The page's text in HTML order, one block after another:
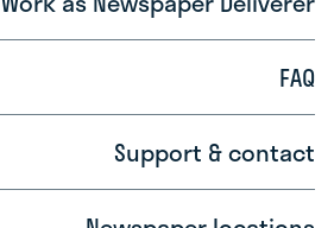
FAQ
Support & contact